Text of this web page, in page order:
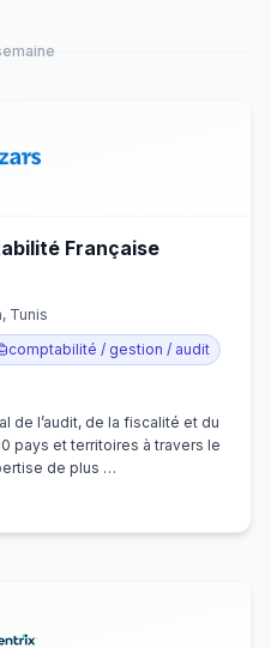
Française
Tunis
comptabilité / gestion / audit
de l’audit, de la fiscalité et du
pays et territoires à travers le
de plus …